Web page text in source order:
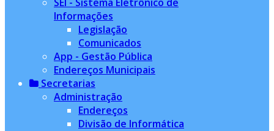
Informações
Legislação
Comunicados
App - Gestão Pública
Endereços Municipais
Secretarias
Administração
Endereços
Divisão de Informática